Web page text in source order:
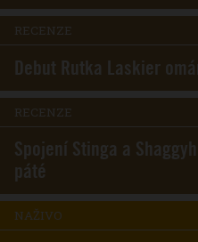
RECENZE
Debut Rutka Laskier
RECENZE
Spojení Stinga a
páté
NAŽIVO